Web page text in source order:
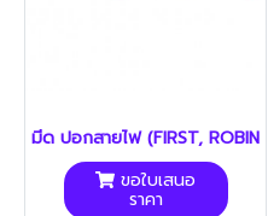
มีด ปอกสายไฟ (FIRST, ROBIN'S)
ขอใบเสนอ
ราคา